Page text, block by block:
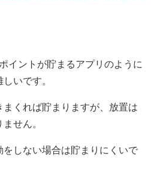
イントが貯まるアプリのように
いです。
くれば貯まりますが、放置は
せん。
をしない場合は貯まりにくいで